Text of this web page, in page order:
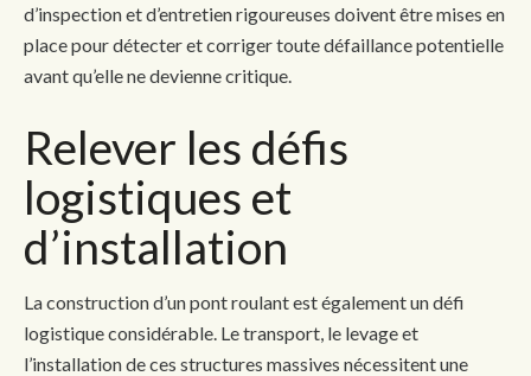
d’inspection et d’entretien rigoureuses doivent être mises en
place pour détecter et corriger toute défaillance potentielle
avant qu’elle ne devienne critique.
Relever les défis
logistiques et
d’installation
La construction d’un pont roulant est également un défi
logistique considérable. Le transport, le levage et
l’installation de ces structures massives nécessitent une